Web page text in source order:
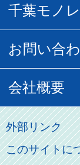
URBAN
貸切列車
記念切符
割引制度
その他のご案内
パスモのご案内
葭川となみグッ
初音ミクグッズ
俺の妹。
モノちゃんトラ
広告募集
直営駐車場パ
ステーションギ
千葉モノ
営業距離世界最
モノちゃん
お問い合
お客様の声
よくあるご質問
お問い合わせ先
会社概要
会社概要
社長ごあいさつ
外部リンク
このサイトに